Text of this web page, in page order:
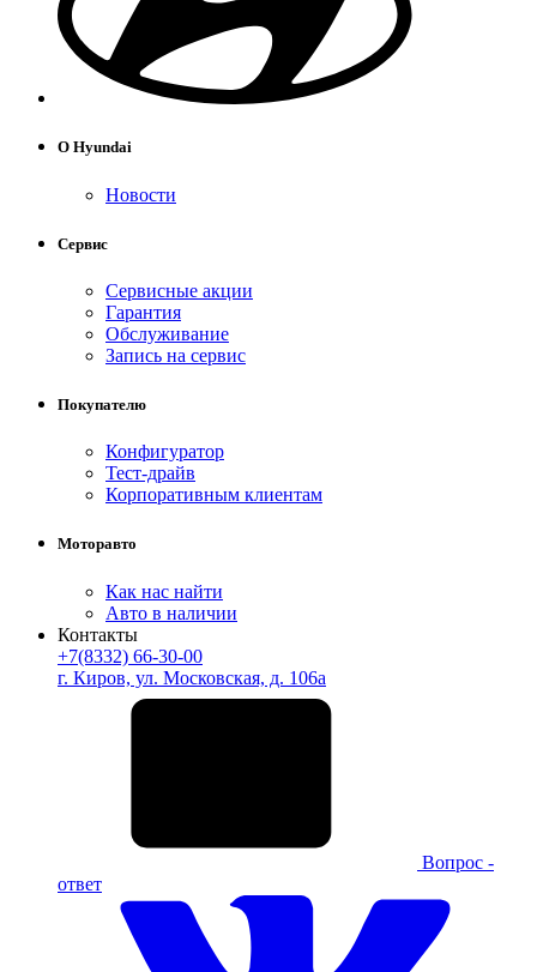
О Hyundai
Новости
Сервис
Сервисные акции
Гарантия
Обслуживание
Запись на сервис
Покупателю
Конфигуратор
Тест-драйв
Корпоративным клиентам
Моторавто
Как нас найти
Авто в наличии
Контакты
+7(8332) 66-30-00
г. Киров, ул. Московская, д. 106а
Вопрос -
ответ